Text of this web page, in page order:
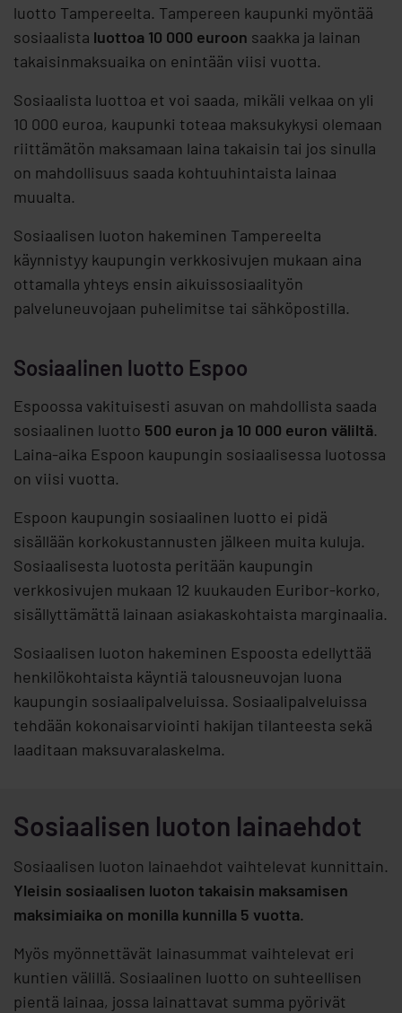
luotto Tampereelta. Tampereen kaupunki myöntää
sosiaalista luottoa 10 000 euroon saakka ja lainan
takaisinmaksuaika on enintään viisi vuotta.
Sosiaalista luottoa et voi saada, mikäli velkaa on yli
10 000 euroa, kaupunki toteaa maksukykysi olemaan
riittämätön maksamaan laina takaisin tai jos sinulla
on mahdollisuus saada kohtuuhintaista lainaa
muualta.
Sosiaalisen luoton hakeminen Tampereelta
käynnistyy kaupungin verkkosivujen mukaan aina
ottamalla yhteys ensin aikuissosiaalityön
palveluneuvojaan puhelimitse tai sähköpostilla.
Sosiaalinen luotto Espoo
Espoossa vakituisesti asuvan on mahdollista saada
sosiaalinen luotto 500 euron ja 10 000 euron väliltä.
Laina-aika Espoon kaupungin sosiaalisessa luotossa
on viisi vuotta.
Espoon kaupungin sosiaalinen luotto ei pidä
sisällään korkokustannusten jälkeen muita kuluja.
Sosiaalisesta luotosta peritään kaupungin
verkkosivujen mukaan 12 kuukauden Euribor-korko,
sisällyttämättä lainaan asiakaskohtaista marginaalia.
Sosiaalisen luoton hakeminen Espoosta edellyttää
henkilökohtaista käyntiä talousneuvojan luona
kaupungin sosiaalipalveluissa. Sosiaalipalveluissa
tehdään kokonaisarviointi hakijan tilanteesta sekä
laaditaan maksuvaralaskelma.
Sosiaalisen luoton lainaehdot
Sosiaalisen luoton lainaehdot vaihtelevat kunnittain.
Yleisin sosiaalisen luoton takaisin maksamisen
maksimiaika on monilla kunnilla 5 vuotta.
Myös myönnettävät lainasummat vaihtelevat eri
kuntien välillä. Sosiaalinen luotto on suhteellisen
pientä lainaa, jossa lainattavat summa pyörivät